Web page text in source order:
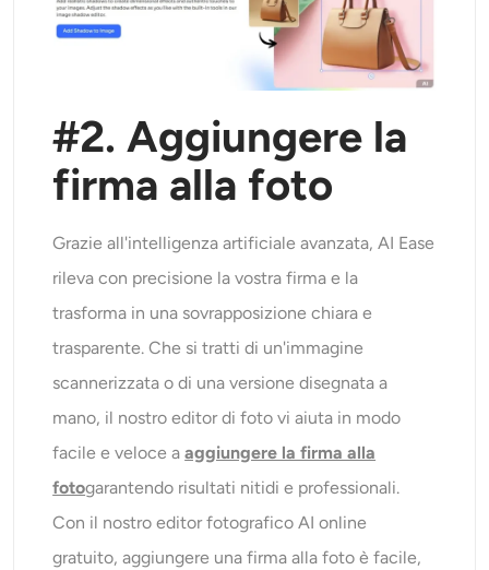
#2. Aggiungere la
firma alla foto
Grazie all'intelligenza artificiale avanzata, AI Ease
rileva con precisione la vostra firma e la
trasforma in una sovrapposizione chiara e
trasparente. Che si tratti di un'immagine
scannerizzata o di una versione disegnata a
mano, il nostro editor di foto vi aiuta in modo
facile e veloce aaggiungere la firma alla
fotogarantendo risultati nitidi e professionali.
Con il nostro editor fotografico AI online
gratuito, aggiungere una firma alla foto è facile,